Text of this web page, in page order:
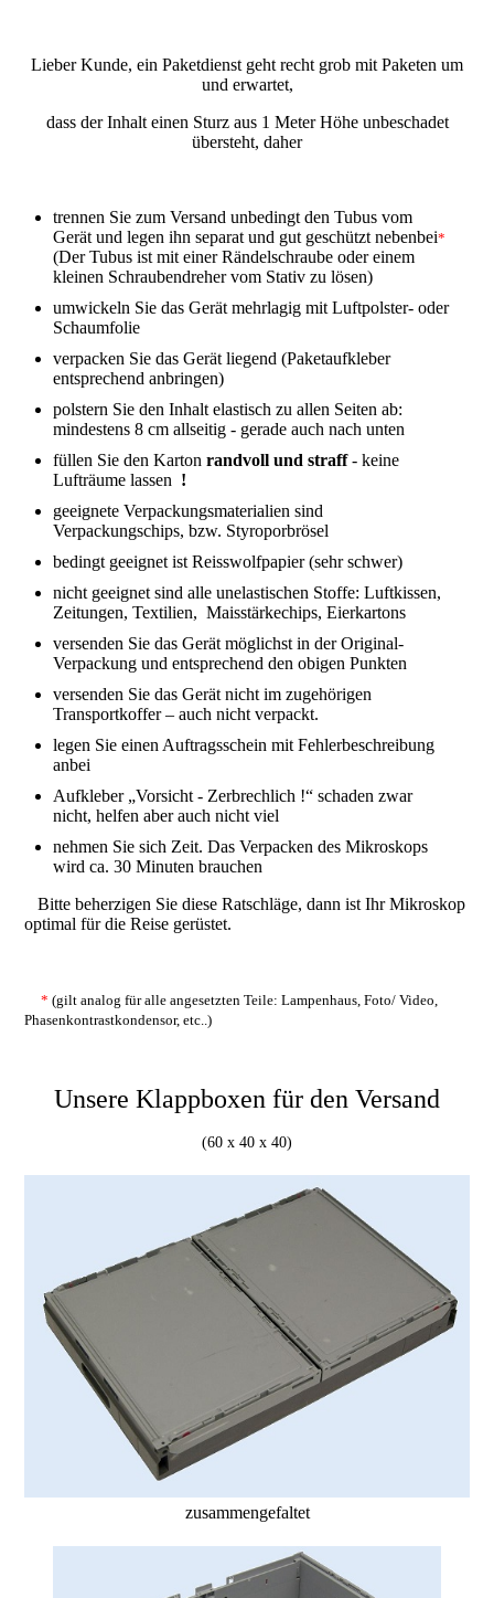
Lieber Kunde, ein Paketdienst geht recht grob mit Paketen um
und erwartet,
dass der Inhalt einen Sturz aus 1 Meter Höhe unbeschadet
übersteht, daher
trennen Sie zum Versand unbedingt den Tubus vom
Gerät und legen ihn separat und gut geschützt nebenbei*
(Der Tubus ist mit einer Rändelschraube oder einem
kleinen Schraubendreher vom Stativ zu lösen)
umwickeln Sie das Gerät mehrlagig mit Luftpolster- oder
Schaumfolie
verpacken Sie das Gerät liegend (Paketaufkleber
entsprechend anbringen)
polstern Sie den Inhalt elastisch zu allen Seiten ab:
mindestens 8 cm allseitig - gerade auch nach unten
füllen Sie den Kartonrandvoll und straff- keine
Lufträume lassen !
geeignete Verpackungsmaterialien sind
Verpackungschips, bzw. Styroporbrösel
bedingt geeignet ist Reisswolfpapier (sehr schwer)
nicht geeignet sind alle unelastischen Stoffe: Luftkissen,
Zeitungen, Textilien, Maisstärkechips, Eierkartons
versenden Sie das Gerät möglichst in der Original-
Verpackung und entsprechend den obigen Punkten
versenden Sie das Gerät nicht im zugehörigen
Transportkoffer – auch nicht verpackt.
legen Sie einen Auftragsschein mit Fehlerbeschreibung
anbei
Aufkleber „Vorsicht - Zerbrechlich !“ schaden zwar
nicht, helfen aber auch nicht viel
nehmen Sie sich Zeit. Das Verpacken des Mikroskops
wird ca. 30 Minuten brauchen
Bitte beherzigen Sie diese Ratschläge, dann ist Ihr Mikroskop
optimal für die Reise gerüstet.
* (gilt analog für alle angesetzten Teile: Lampenhaus, Foto/ Video,
Phasenkontrastkondensor, etc..)
Unsere Klappboxen für den Versand
(60 x 40 x 40)
zusammengefaltet